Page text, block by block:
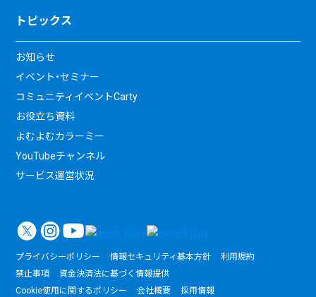
トピックス
お知らせ
イベント・セミナー
コミュニティイベントCarty
お役立ち資料
よむよむカラーミー
YouTubeチャンネル
サービス運営状況
プライバシーポリシー 情報セキュリティ基本方針
利用規約
禁止事項
資金決済法に基づく情報提供
Cookie使用に関するポリシー
会社概要 採用情報